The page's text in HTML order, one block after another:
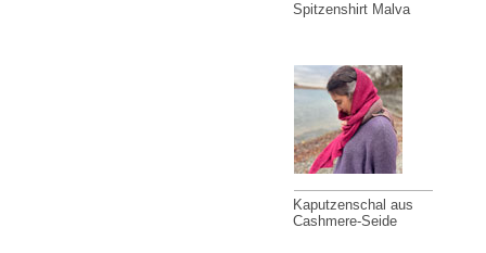
Spitzenshirt Malva
Kaputzenschal aus
Cashmere-Seide